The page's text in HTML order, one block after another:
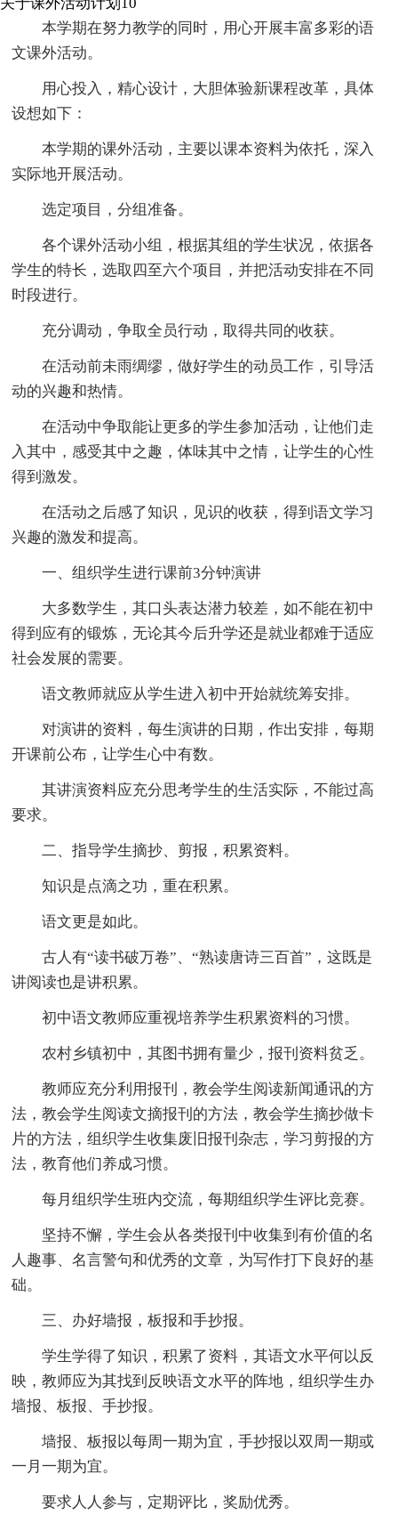
关于课外活动计划10
本学期在努力教学的同时，用心开展丰富多彩的语
文课外活动。
用心投入，精心设计，大胆体验新课程改革，具体
设想如下：
本学期的课外活动，主要以课本资料为依托，深入
实际地开展活动。
选定项目，分组准备。
各个课外活动小组，根据其组的学生状况，依据各
学生的特长，选取四至六个项目，并把活动安排在不同
时段进行。
充分调动，争取全员行动，取得共同的收获。
在活动前未雨绸缪，做好学生的动员工作，引导活
动的兴趣和热情。
在活动中争取能让更多的学生参加活动，让他们走
入其中，感受其中之趣，体味其中之情，让学生的心性
得到激发。
在活动之后感了知识，见识的收获，得到语文学习
兴趣的激发和提高。
一、组织学生进行课前3分钟演讲
大多数学生，其口头表达潜力较差，如不能在初中
得到应有的锻炼，无论其今后升学还是就业都难于适应
社会发展的需要。
语文教师就应从学生进入初中开始就统筹安排。
对演讲的资料，每生演讲的日期，作出安排，每期
开课前公布，让学生心中有数。
其讲演资料应充分思考学生的生活实际，不能过高
要求。
二、指导学生摘抄、剪报，积累资料。
知识是点滴之功，重在积累。
语文更是如此。
古人有“读书破万卷”、“熟读唐诗三百首”，这既是
讲阅读也是讲积累。
初中语文教师应重视培养学生积累资料的习惯。
农村乡镇初中，其图书拥有量少，报刊资料贫乏。
教师应充分利用报刊，教会学生阅读新闻通讯的方
法，教会学生阅读文摘报刊的方法，教会学生摘抄做卡
片的方法，组织学生收集废旧报刊杂志，学习剪报的方
法，教育他们养成习惯。
每月组织学生班内交流，每期组织学生评比竞赛。
坚持不懈，学生会从各类报刊中收集到有价值的名
人趣事、名言警句和优秀的文章，为写作打下良好的基
础。
三、办好墙报，板报和手抄报。
学生学得了知识，积累了资料，其语文水平何以反
映，教师应为其找到反映语文水平的阵地，组织学生办
墙报、板报、手抄报。
墙报、板报以每周一期为宜，手抄报以双周一期或
一月一期为宜。
要求人人参与，定期评比，奖励优秀。